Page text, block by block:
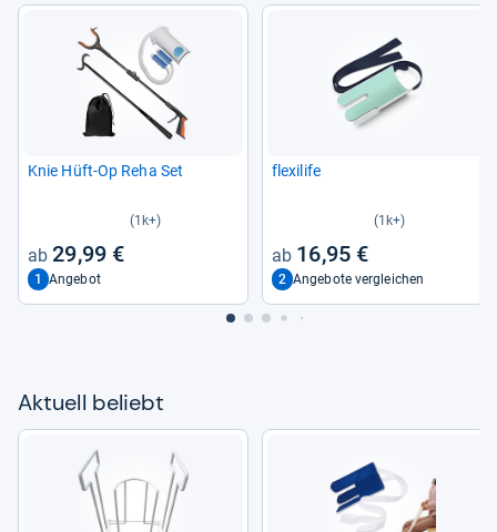
Knie Hüft-​Op Reha Set
(1k+)
29,99 €
1 Angebot
flexilife
(1k+)
16,95 €
2 Angebote vergleichen
Aktu­ell beliebt